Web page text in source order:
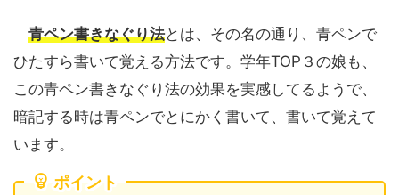
青ペン書きなぐり法とは、その名の通り、青ペンで
ひたすら書いて覚える方法です。学年TOP３の娘も、
この青ペン書きなぐり法の効果を実感してるようで、
暗記する時は青ペンでとにかく書いて、書いて覚えて
います。
ポイント